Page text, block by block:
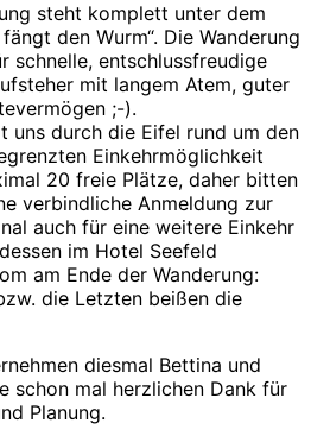
steht komplett unter dem
den Wurm“. Die Wanderung
schnelle, entschlussfreudige
mit langem Atem, guter
;-).
uns durch die Eifel rund um den
Einkehrmöglichkeit
20 freie Plätze, daher bitten
verbindliche Anmeldung zur
auch für eine weitere Einkehr
im Hotel Seefeld
am Ende der Wanderung:
die Letzten beißen die
diesmal Bettina und
schon mal herzlichen Dank für
Planung.